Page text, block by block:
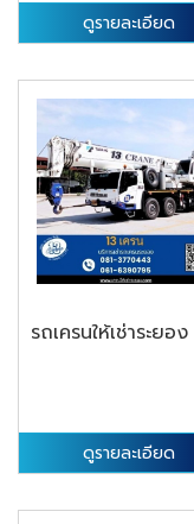
ดูรายละเอียด
รถเครนให้เช่าระยอง
ดูรายละเอียด